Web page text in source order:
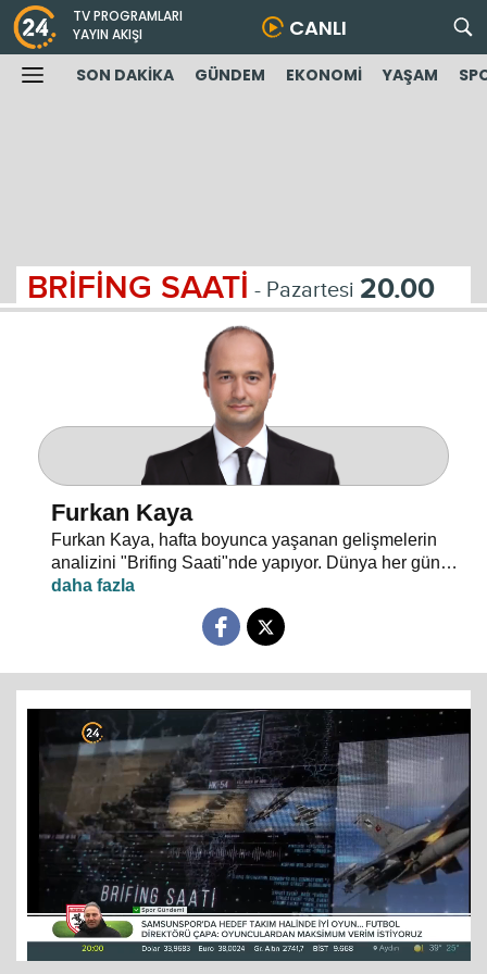
TV PROGRAMLARI
YAYIN AKIŞI
CANLI
SON DAKİKA GÜNDEM EKONOMİ YAŞAM
BRİFİNG SAATİ - Pazartesi 20.00
Furkan Kaya
Furkan Kaya, hafta boyunca yaşanan gelişmelerin
analizini "Brifing Saati"nde yapıyor. Dünya her gün
yeni olaylarla şekilleniyor. Gündem yoğun, akış hızlı...
Siyasi gelişmeler, dış politika, uluslararası güvenlik,
terörle mücadele ve gündeme dair herşey
cevapları "Brifing Saati"nde aranıyor. Brifing Saati,
izleyicileriyle buluşuyor…